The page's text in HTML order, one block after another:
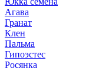
Агава
Гранат
Клен
Пальма
Гипоэстес
Росянка